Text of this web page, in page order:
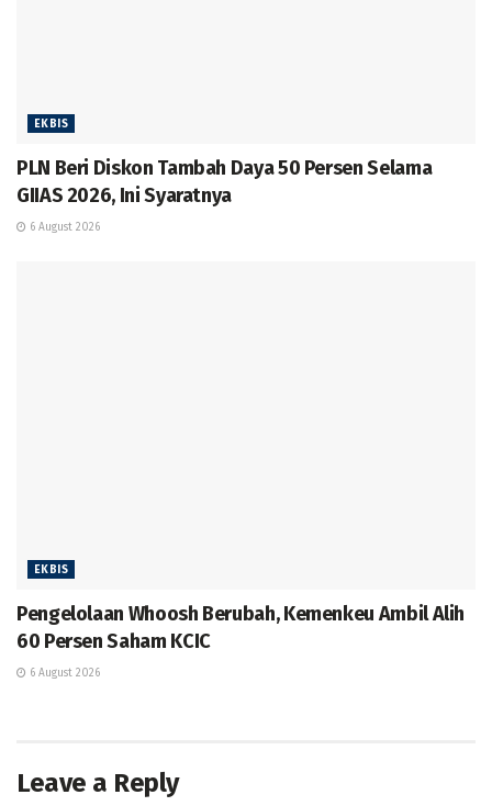
EKBIS
PLN Beri Diskon Tambah Daya 50 Persen Selama
GIIAS 2026, Ini Syaratnya
6 August 2026
EKBIS
Pengelolaan Whoosh Berubah, Kemenkeu Ambil Alih
60 Persen Saham KCIC
6 August 2026
Leave a Reply